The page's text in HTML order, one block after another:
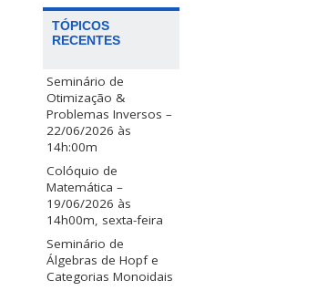
TÓPICOS
RECENTES
Seminário de
Otimização &
Problemas Inversos –
22/06/2026 às
14h:00m
Colóquio de
Matemática –
19/06/2026 às
14h00m, sexta-feira
Seminário de
Álgebras de Hopf e
Categorias Monoidais